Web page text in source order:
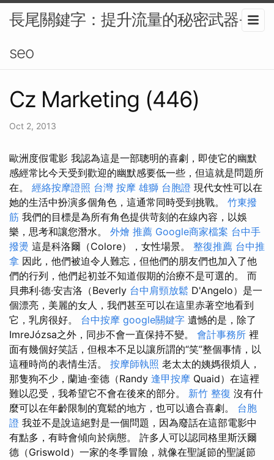
長尾關鍵字：提升流量的秘密武器-
seo
Cz Marketing (446)
Oct 2, 2013
歐洲度假電影 我認為這是一部聰明的喜劇，即使它的幽默
感經常比今天受到歡迎的幽默感要低一些，但這就是問題所
在。 經絡按摩證照 台灣 按摩 雄獅 台胞證 現代女性可以在
她的生活中扮演多個角色，這通常同時受到挑戰。 竹東撥
筋 我們的目標是為所有角色提供苛刻的在線內容，以娛
樂，思考和讓您潛水。 外燴 推薦 Google商家檔案 台中手
撥燙 這是科洛爾（Colore），女性場景。 整復推薦 台中推
拿 因此，他們被迫令人難忘，但他們的朋友們也加入了他
們的行列，他們起初並不知道假期的治療不是可選的。 而
貝弗利·德·安吉洛（Beverly 台中肩頸放鬆 D'Angelo）是一
個漂亮，美麗的女人，我們甚至可以在這里赤著空地看到
它，乳房很好。 台中按摩 google關鍵字 遺憾的是，除了
ImreJózsa之外，同步不會一直保持不變。 會計事務所 裡
面有幾個好笑話，但根本不足以讓所謂的“笑”整個事情，以
這種時尚的表情生活。 按摩師執照 老太太的姨媽很煩人，
那隻狗不少，蘭迪·奎德（Randy 逢甲按摩 Quaid）在這裡
難以忍受，我希望它不會在後來的部分。 新竹 整復 沒有什
麼可以在年齡限制的寬鬆的地方，也可以適合喜劇。 台胞
證 我並不是說這絕對是一個問題，因為廢話在這部電影中
有點多，有時會傾向於病態。 許多人可以認同格里斯沃爾
德（Griswold）一家的冬季冒險，就像在聖誕節的聖誕節